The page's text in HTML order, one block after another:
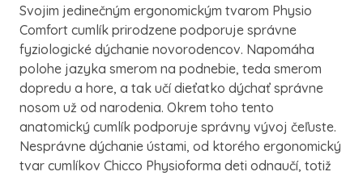
Svojim jedinečným ergonomickým tvarom Physio
Comfort cumlík prirodzene podporuje správne
fyziologické dýchanie novorodencov. Napomáha
polohe jazyka smerom na podnebie, teda smerom
dopredu a hore, a tak učí dieťatko dýchať správne
nosom už od narodenia. Okrem toho tento
anatomický cumlík podporuje správny vývoj čeľuste.
Nesprávne dýchanie ústami, od ktorého ergonomický
tvar cumlíkov Chicco Physioforma deti odnaučí, totiž